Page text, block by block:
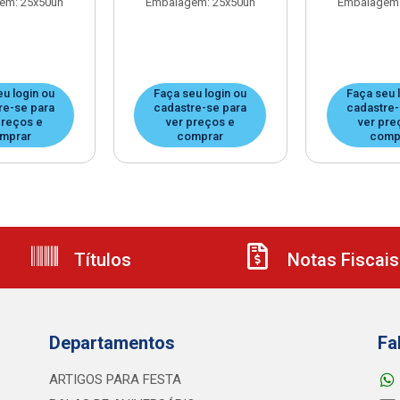
login ou
se para
e
Faça seu login ou
cadastre-se para
ver preços e
comprar
Faça seu
ver
Títulos Notas Fiscais
Departamentos
ARTIGOS PARA FESTA